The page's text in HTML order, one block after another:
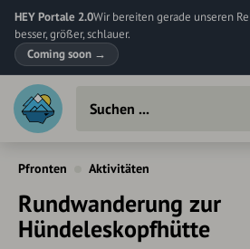
HEY Portale 2.0Wir bereiten gerade unseren
besser, größer, schlauer.
Coming soon →
Pfronten Aktivitäten
Rundwanderung zur
Hündeleskopfhütte